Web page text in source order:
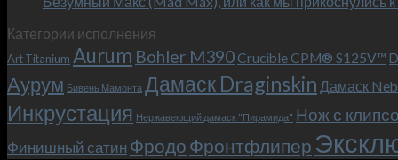
Категории исполнения
Art Titanium Aurum Bohler M390Crucible CPM® S125V™
Аурум Бивень Мамонта Дамаск Draginskin Дамаск
Инкрустация Нержавеющий дамаск "Пирамида" Нож с
Финишный сатин Фродо Фронтфлипер